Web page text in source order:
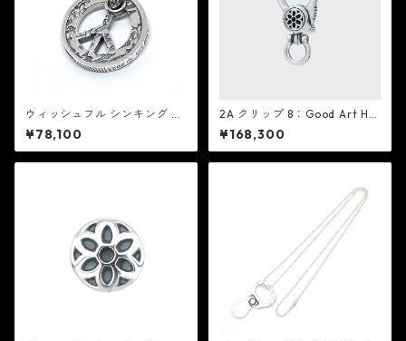
ウィッシュフル シンキング ペ
ンダント 2A：Good Art HLY
WD グッド アート ハリウッド
¥78,100
2A クリップ 8：Good Art HL
YWD グッド アート ハリウッ
ド
¥168,300